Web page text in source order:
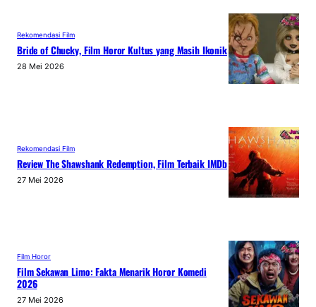
Rekomendasi Film
Bride of Chucky, Film Horor Kultus yang Masih Ikonik
28 Mei 2026
Rekomendasi Film
Review The Shawshank Redemption, Film Terbaik IMDb
27 Mei 2026
Film Horor
Film Sekawan Limo: Fakta Menarik Horor Komedi
2026
27 Mei 2026